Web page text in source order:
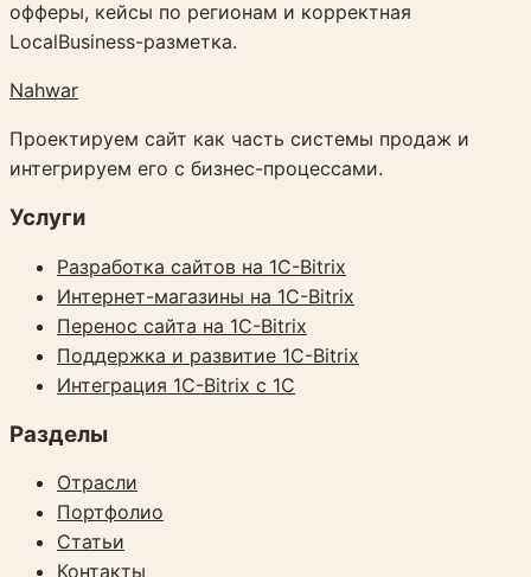
офферы, кейсы по регионам и корректная
LocalBusiness-разметка.
Nahwar
Проектируем сайт как часть системы продаж и
интегрируем его с бизнес-процессами.
Услуги
Разработка сайтов на 1C-Bitrix
Интернет-магазины на 1C-Bitrix
Перенос сайта на 1C-Bitrix
Поддержка и развитие 1C-Bitrix
Интеграция 1C-Bitrix с 1С
Разделы
Отрасли
Портфолио
Статьи
Контакты